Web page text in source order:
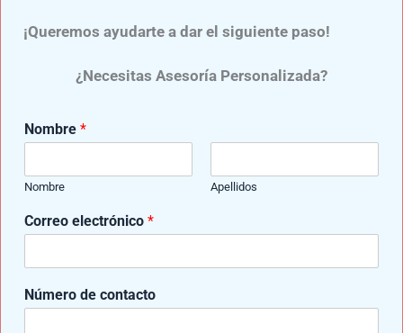
También te puede interesar:​
5 PASOS PARA ELEGIR QUIÉN HARA TU
PRÓTESIS
¡Queremos ayudarte a dar el siguiente paso!
¿Necesitas Asesoría Personalizada?
Nombre *
Nombre Apellidos
Correo electrónico *
d
e
Número de contacto